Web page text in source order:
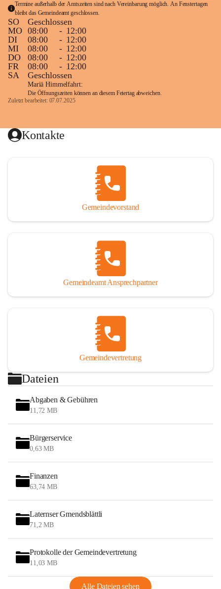
Termine außerhalb der Amtszeiten sind nach Vereinbarung möglich. An Fenstertagen
bleibt das Gemeindeamt geschlossen.
SO
Geschlossen
MO 08:00 - 12:00
DI
08:00 - 12:00
MI
08:00 - 12:00
DO
08:00 - 12:00
FR
08:00 - 12:00
SA
Geschlossen
Mariä Himmelfahrt:
Die Öffnungszeiten können an diesem Feiertag abweichen.
Zuletzt bearbeitet: 07.07.2025
Kontakte
Gemeindevorstand
Gemeindeamt Ansprechpartner
Gemeindevertretung
Dateien
Abgaben & Gebühren
11,72 MB
Bürgerservice
0,63 MB
Finanzen
63,74 MB
Laternser Gmendsblättli
71,2 MB
Protokolle der Gemeindevertretung
11,03 MB
Alle Dateien sehen